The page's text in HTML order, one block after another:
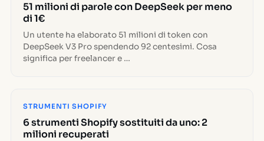
51 milioni di parole con DeepSeek per meno
di 1€
Un utente ha elaborato 51 milioni di token con
DeepSeek V3 Pro spendendo 92 centesimi. Cosa
significa per freelancer e …
STRUMENTI SHOPIFY
6 strumenti Shopify sostituiti da uno: 2
milioni recuperati